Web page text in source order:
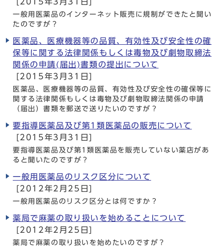
[2015年3月31日]
一般用医薬品のインターネット販売に規制ができたと聞い
たのですが？
医薬品、医療機器等の品質、有効性及び安全性の確
保等に関する法律関係もしくは毒物及び劇物取締法
関係の申請(届出)書類の提出について
[2015年3月31日]
医薬品、医療機器等の品質、有効性及び安全性の確保等に
関する法律関係もしくは毒物及び劇物取締法関係の申請
（届出）書類を郵送で送りたいのですが？
要指導医薬品及び第1類医薬品の販売について
[2015年3月31日]
要指導医薬品及び第1類医薬品を販売していない薬店があ
ると聞いたのですが？
一般用医薬品のリスク区分について
[2012年2月25日]
一般用医薬品のリスク区分とは何ですか？
薬局で麻薬の取り扱いを始めることについて
[2012年2月25日]
薬局で麻薬の取り扱いを始めたいのですが？